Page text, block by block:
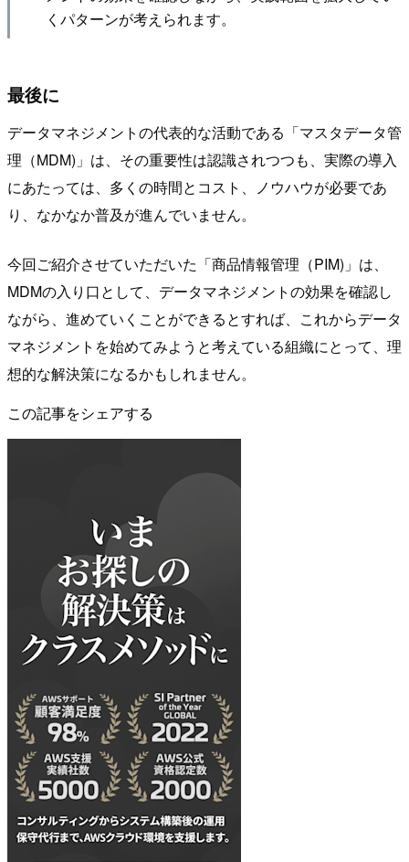
くパターンが考えられます。
最後に
データマネジメントの代表的な活動である「マスタデータ管
理（MDM)」は、その重要性は認識されつつも、実際の導入
にあたっては、多くの時間とコスト、ノウハウが必要であ
り、なかなか普及が進んでいません。
今回ご紹介させていただいた「商品情報管理（PIM)」は、
MDMの入り口として、データマネジメントの効果を確認し
ながら、進めていくことができるとすれば、これからデータ
マネジメントを始めてみようと考えている組織にとって、理
想的な解決策になるかもしれません。
この記事をシェアする